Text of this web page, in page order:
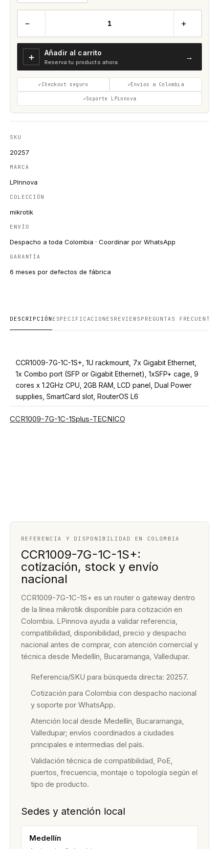
− +
＋ Añadir al carrito
Reserva tu producto ahora
→
Checkout seguro Envíos a Colombia
Soporte LPinnova
SKU
20257
MARCA
LPInnova
COLECCIÓN
mikrotik
ENVÍO
Despacho a toda Colombia · Coordinar por WhatsApp
GARANTÍA
6 meses por defectos de fábrica
DESCRIPCIÓN ESPECIFICACIONES REVIEWS PREGUNTAS FRECUENTES
CCR1009-7G-1C-1S+, 1U rackmount, 7x Gigabit Ethernet,
1x Combo port (SFP or Gigabit Ethernet), 1xSFP+ cage, 9
cores x 1.2GHz CPU, 2GB RAM, LCD panel, Dual Power
supplies, SmartCard slot, RouterOS L6
CCR1009-7G-1C-1Splus-TECNICO
REFERENCIA Y DISPONIBILIDAD EN COLOMBIA
CCR1009-7G-1C-1S+:
cotización, stock y envío
nacional
CCR1009-7G-1C-1S+ es un router o gateway dentro
de la línea mikrotik disponible para cotización en
Colombia. LPinnova ayuda a validar referencia,
compatibilidad, disponibilidad, precio y despacho
nacional antes de comprar, con atención comercial y
técnica desde Medellín, Bucaramanga, Valledupar.
Referencia/SKU para búsqueda directa: 20257.
Cotización para Colombia con despacho nacional
y soporte por WhatsApp.
Atención local desde Medellín, Bucaramanga,
Valledupar; envíos coordinados a ciudades
principales e intermedias del país.
Validación técnica de compatibilidad, PoE,
puertos, frecuencia, montaje o topología según el
tipo de producto.
Sedes y atención local
Medellín